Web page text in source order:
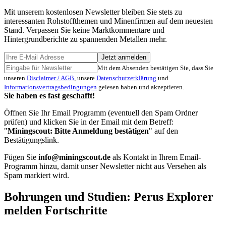
Mit unserem kostenlosen Newsletter bleiben Sie stets zu
interessanten Rohstoffthemen und Minenfirmen auf dem neuesten
Stand. Verpassen Sie keine Marktkommentare und
Hintergrundberichte zu spannenden Metallen mehr.
Jetzt anmelden
Mit dem Absenden bestätigen Sie, dass Sie
unseren Disclaimer / AGB, unsere Datenschutzerklärung und
Informationsvertragsbedingungen gelesen haben und akzeptieren.
Sie haben es fast geschafft!
Öffnen Sie Ihr Email Programm (eventuell den Spam Ordner
prüfen) und klicken Sie in der Email mit dem Betreff:
"Miningscout: Bitte Anmeldung bestätigen" auf den
Bestätigungslink.
Fügen Sie info@miningscout.de als Kontakt in Ihrem Email-
Programm hinzu, damit unser Newsletter nicht aus Versehen als
Spam markiert wird.
Bohrungen und Studien: Perus Explorer
melden Fortschritte